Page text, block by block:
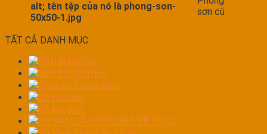
sơn cũ
TẤT CẢ DANH MỤC
BÀN NÁNG XE
Bình tích khí nén
Bộ dụng cụ gia đình
Bộ kéo nắn
Bộ lục giác
BỘ VAM CẢO MỞ CHUYÊN DỤNG